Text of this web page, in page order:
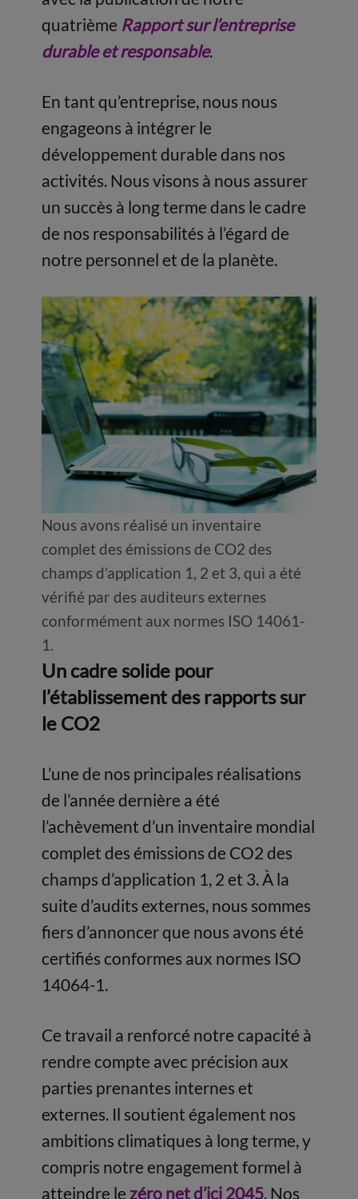
quatrième Rapport sur l’entreprise
durable et responsable.
En tant qu’entreprise, nous nous
engageons à intégrer le
développement durable dans nos
activités. Nous visons à nous assurer
un succès à long terme dans le cadre
de nos responsabilités à l’égard de
notre personnel et de la planète.
Nous avons réalisé un inventaire
complet des émissions de CO2 des
champs d’application 1, 2 et 3, qui a été
vérifié par des auditeurs externes
conformément aux normes ISO 14061-
1.
Un cadre solide pour
l’établissement des rapports sur
le CO2
L’une de nos principales réalisations
de l’année dernière a été
l’achèvement d’un inventaire mondial
complet des émissions de CO2 des
champs d’application 1, 2 et 3. À la
suite d’audits externes, nous sommes
fiers d’annoncer que nous avons été
certifiés conformes aux normes ISO
14064-1.
Ce travail a renforcé notre capacité à
rendre compte avec précision aux
parties prenantes internes et
externes. Il soutient également nos
ambitions climatiques à long terme, y
compris notre engagement formel à
atteindre le zéro net d’ici 2045. Nos